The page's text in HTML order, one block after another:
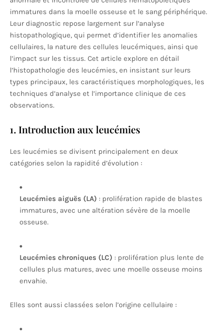
immatures dans la moelle osseuse et le sang périphérique.
Leur diagnostic repose largement sur l’analyse
histopathologique, qui permet d’identifier les anomalies
cellulaires, la nature des cellules leucémiques, ainsi que
l’impact sur les tissus. Cet article explore en détail
l’histopathologie des leucémies, en insistant sur leurs
types principaux, les caractéristiques morphologiques, les
techniques d’analyse et l’importance clinique de ces
observations.
1. Introduction aux leucémies
Les leucémies se divisent principalement en deux
catégories selon la rapidité d’évolution :
Leucémies aiguës (LA) : prolifération rapide de blastes
immatures, avec une altération sévère de la moelle
osseuse.
Leucémies chroniques (LC) : prolifération plus lente de
cellules plus matures, avec une moelle osseuse moins
envahie.
Elles sont aussi classées selon l’origine cellulaire :